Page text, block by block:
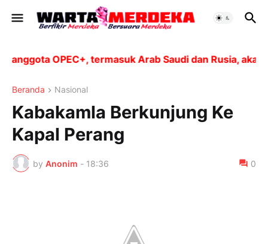
OPEC+, termasuk Arab Saudi dan Rusia, akan
Beranda Nasional
Kabakamla Berkunjung Ke
Kapal Perang
by Anonim - 18:36 0